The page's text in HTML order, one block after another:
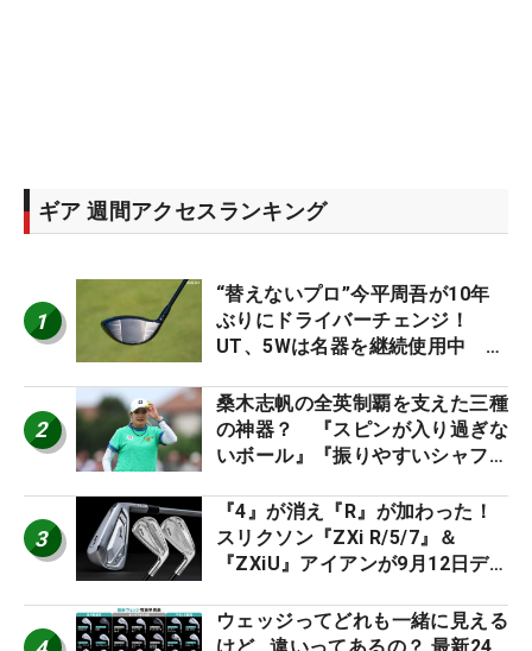
ギア 週間アクセスランキング
1
“替えないプロ”今平周吾が10年
ぶりにドライバーチェンジ！
UT、5Wは名器を継続使用中 #
2
桑木志帆の全英制覇を支えた三種
の神器？ 『スピンが入り過ぎな
いボール』『振りやすいシャフ
ー』 #女子プロセッティング
3
『4』が消え『R』が加わった！
スリクソン『ZXi R/5/7』＆
『ZXiU』アイアンが9月12日デ
ウェッジってどれも一緒に見える